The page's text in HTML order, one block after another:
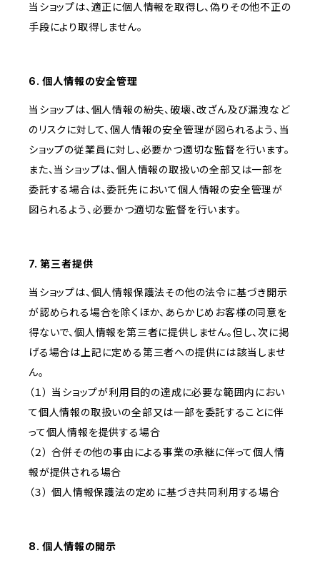
当ショップは、適正に個人情報を取得し、偽りその他不正の
手段により取得しません。
6. 個人情報の安全管理
当ショップは、個人情報の紛失、破壊、改ざん及び漏洩など
のリスクに対して、個人情報の安全管理が図られるよう、当
ショップの従業員に対し、必要かつ適切な監督を行います。
また、当ショップは、個人情報の取扱いの全部又は一部を
委託する場合は、委託先において個人情報の安全管理が
図られるよう、必要かつ適切な監督を行います。
7. 第三者提供
当ショップは、個人情報保護法その他の法令に基づき開示
が認められる場合を除くほか、あらかじめお客様の同意を
得ないで、個人情報を第三者に提供しません。但し、次に掲
げる場合は上記に定める第三者への提供には該当しませ
ん。
（１） 当ショップが利用目的の達成に必要な範囲内におい
て個人情報の取扱いの全部又は一部を委託することに伴
って個人情報を提供する場合
（２） 合併その他の事由による事業の承継に伴って個人情
報が提供される場合
（３） 個人情報保護法の定めに基づき共同利用する場合
8. 個人情報の開示